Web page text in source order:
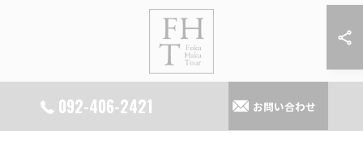
092-406-2421 お問い合わせ
© 2026 福岡の旅行会社なら福博ツアー ALL RIGHTS RESERVED.